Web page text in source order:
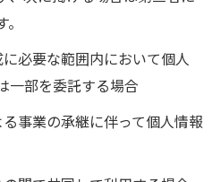
必要な範囲内において個人
一部を委託する場合
事業の承継に伴って個人情報